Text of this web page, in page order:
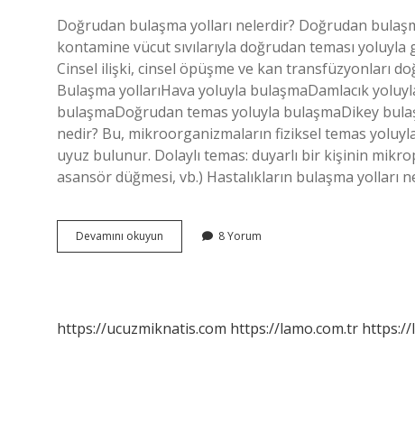
Doğrudan bulaşma yolları nelerdir? Doğrudan
kontamine vücut sıvılarıyla doğrudan teması
Cinsel ilişki, cinsel öpüşme ve kan transfüzyonları
Bulaşma yollarıHava yoluyla bulaşmaDamlacık
bulaşmaDoğrudan temas yoluyla bulaşmaDikey
nedir? Bu, mikroorganizmaların fiziksel temas
uyuz bulunur. Dolaylı temas: duyarlı bir kişinin
asansör düğmesi, vb.) Hastalıkların bulaşma yolları
Devamını okuyun
Bulaşma
8 Yorum
https://ucuzmiknatis.com https://lamo.com.tr https://